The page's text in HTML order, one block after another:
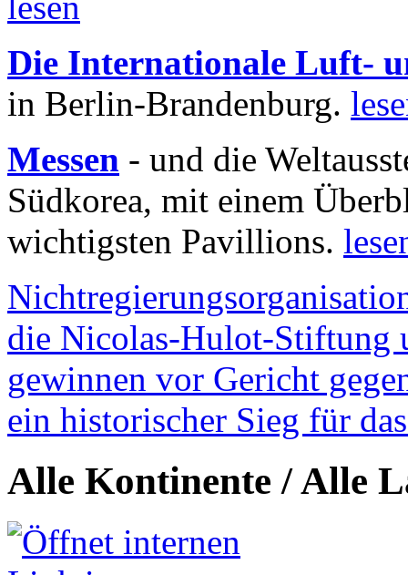
Die Internationale Luft-
in Berlin-Brandenburg.
Messen - und die
Südkorea, mit einem
wichtigsten Pavillions.
die Nicolas-Hulot-Stiftung
gewinnen vor Gericht
ein historischer Sieg für
Alle Kontinente / Alle